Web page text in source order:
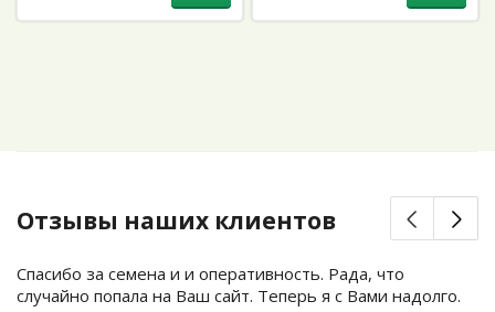
Отзывы наших клиентов
Спасибо за семена и и оперативность. Рада, что
случайно попала на Ваш сайт. Теперь я с Вами надолго.